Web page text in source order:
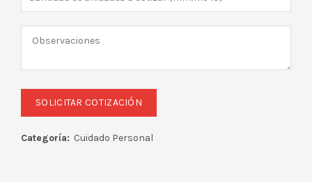
Categoría: Cuidado Personal